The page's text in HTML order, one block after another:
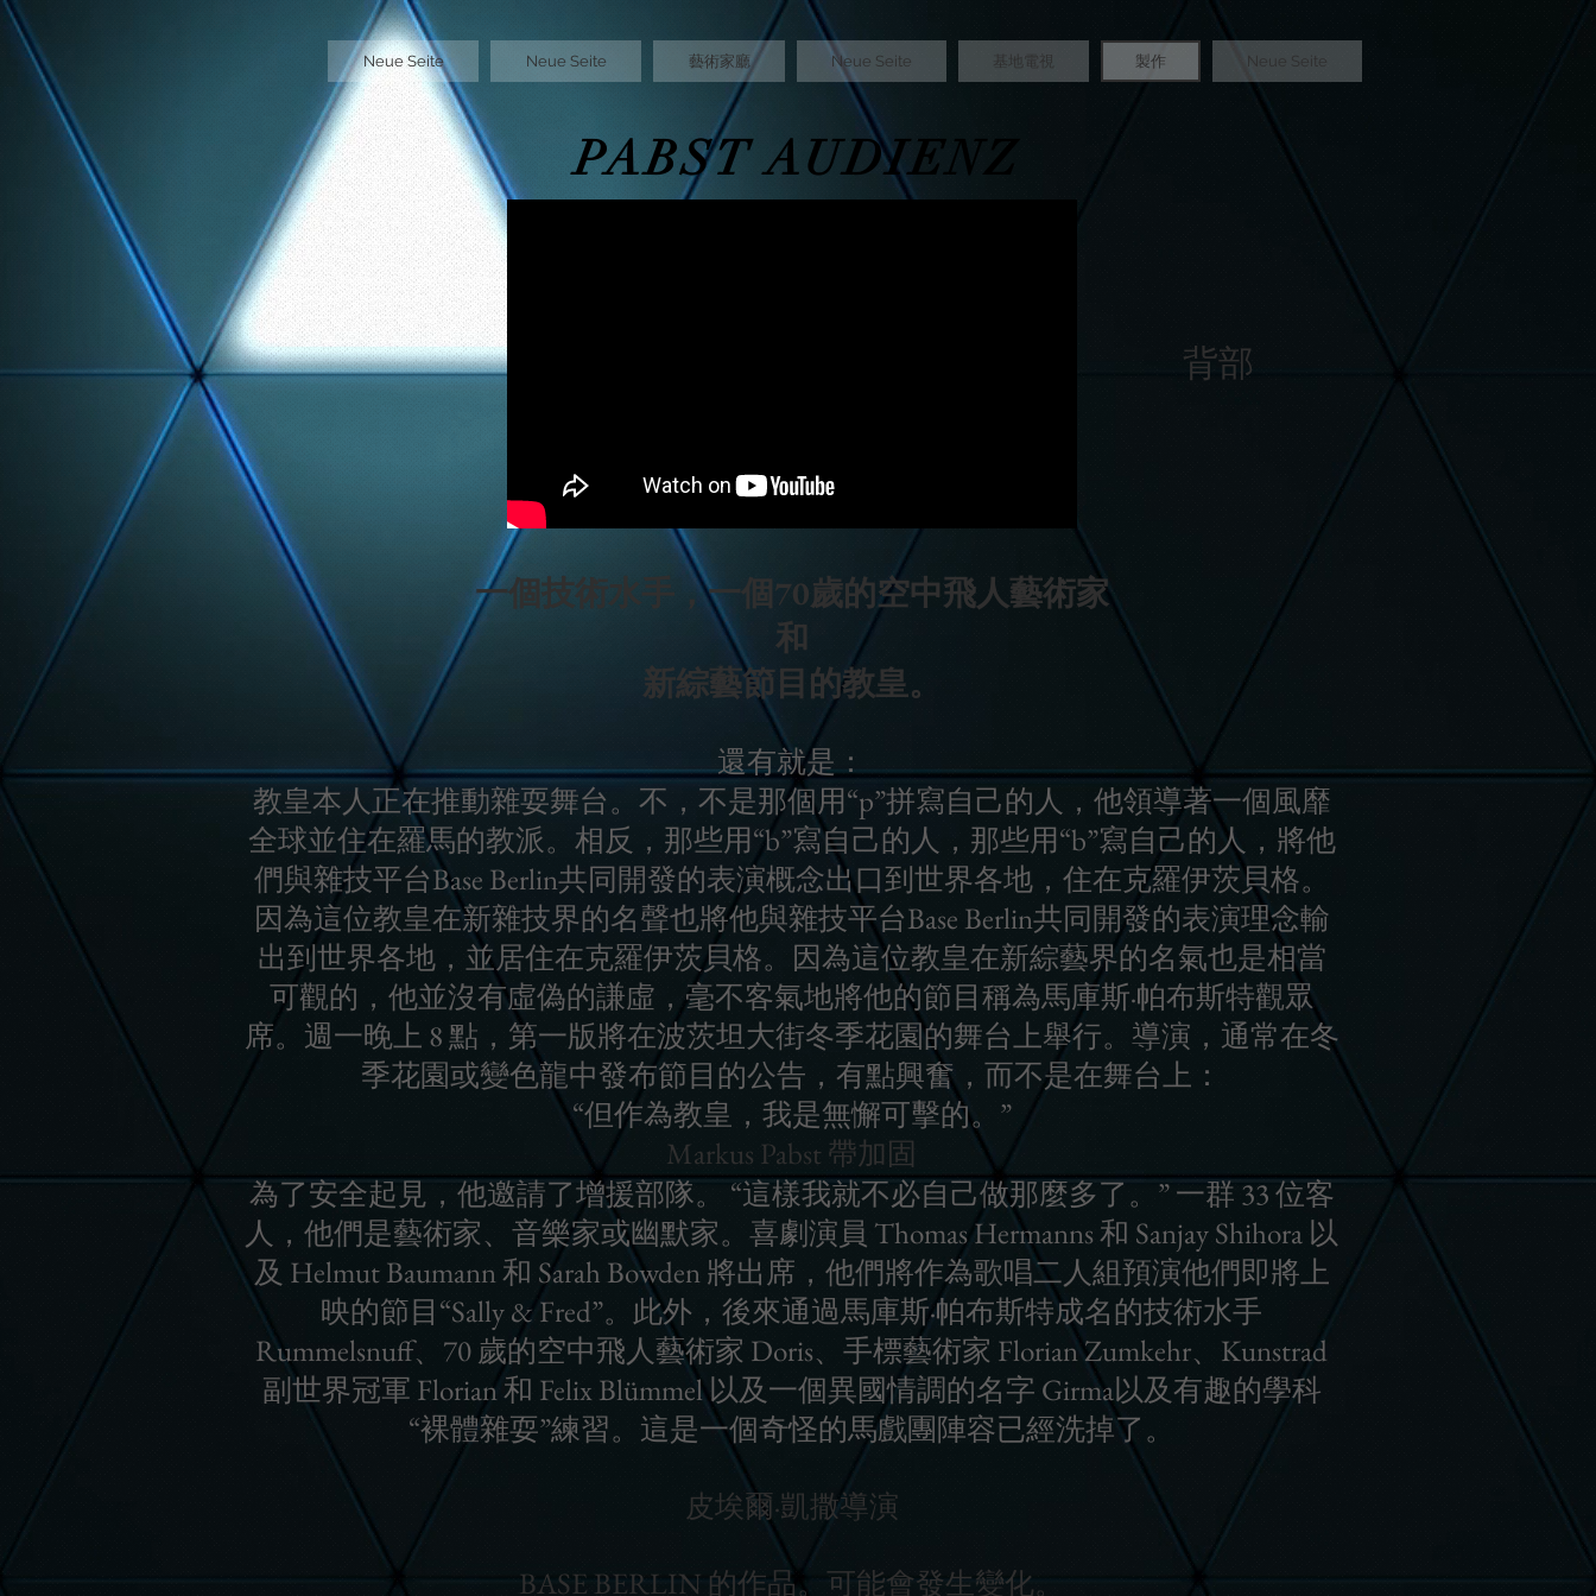
GTM-5LHRHSV
Neue Seite Neue Seite 藝術家廳 Neue Seite 基地電視 製作 Neue Seite
PABST AUDIENZ
背部
一個技術水手，一個70歲的空中飛人藝術家
和
新綜藝節目的教皇。
還有就是：
教皇本人正在推動雜耍舞台。不，不是那個用“p”拼寫自己的人，他領導著一個風靡
全球並住在羅馬的教派。相反，那些用“b”寫自己的人，那些用“b”寫自己的人，將他
們與雜技平台Base Berlin共同開發的表演概念出口到世界各地，住在克羅伊茨貝格。
因為這位教皇在新雜技界的名聲也將他與雜技平台Base Berlin共同開發的表演理念輸
出到世界各地，並居住在克羅伊茨貝格。因為這位教皇在新綜藝界的名氣也是相當
可觀的，他並沒有虛偽的謙虛，毫不客氣地將他的節目稱為馬庫斯·帕布斯特觀眾
席。週一晚上 8 點，第一版將在波茨坦大街冬季花園的舞台上舉行。導演，通常在冬
季花園或變色龍中發布節目的公告，有點興奮，而不是在舞台上：
“但作為教皇，我是無懈可擊的。”
Markus Pabst 帶加固
為了安全起見，他邀請了增援部隊。 “這樣我就不必自己做那麼多了。” 一群 33 位客
人，他們是藝術家、音樂家或幽默家。喜劇演員 Thomas Hermanns 和 Sanjay Shihora 以
及 Helmut Baumann 和 Sarah Bowden 將出席，他們將作為歌唱二人組預演他們即將上
映的節目“Sally & Fred”。此外，後來通過馬庫斯·帕布斯特成名的技術水手
Rummelsnuff、70 歲的空中飛人藝術家 Doris、手標藝術家 Florian Zumkehr、Kunstrad
副世界冠軍 Florian 和 Felix Blümmel 以及一個異國情調的名字 Girma以及有趣的學科
“裸體雜耍”練習。這是一個奇怪的馬戲團陣容已經洗掉了。
皮埃爾·凱撒導演
BASE BERLIN 的作品。可能會發生變化。